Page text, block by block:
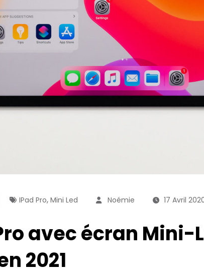
IPad Pro, Mini Led Noémie 17 Avril
avec écran
2021